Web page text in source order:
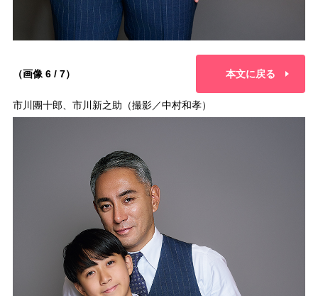
（画像 6 / 7） 本文に戻る
市川團十郎、市川新之助（撮影／中村和孝）